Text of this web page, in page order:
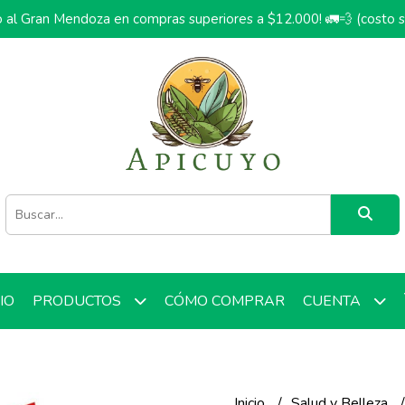
al Gran Mendoza en compras superiores a $12.000! 🚛💨 (costo
PRODUCTOS CÓMO COMPRAR CUENTA